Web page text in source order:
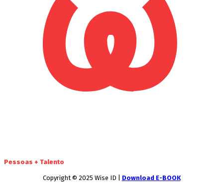
Pessoas + Talento
Copyright © 2025 Wise ID | Download E-BOOK